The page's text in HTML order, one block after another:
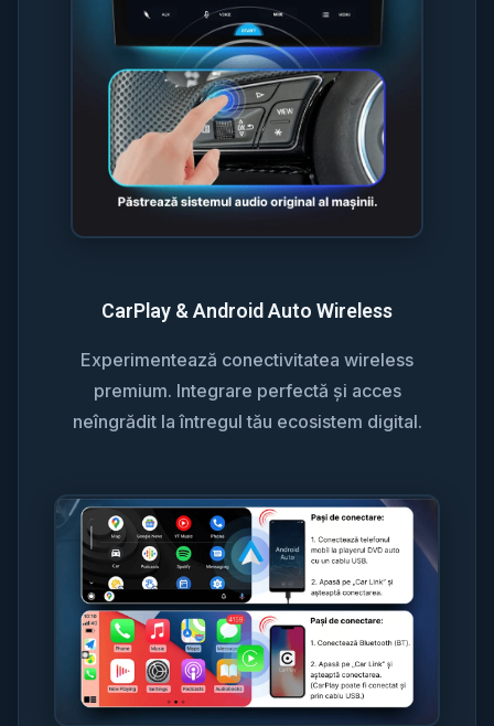
CarPlay & Android Auto Wireless
Experimentează conectivitatea wireless
premium. Integrare perfectă și acces
neîngrădit la întregul tău ecosistem digital.